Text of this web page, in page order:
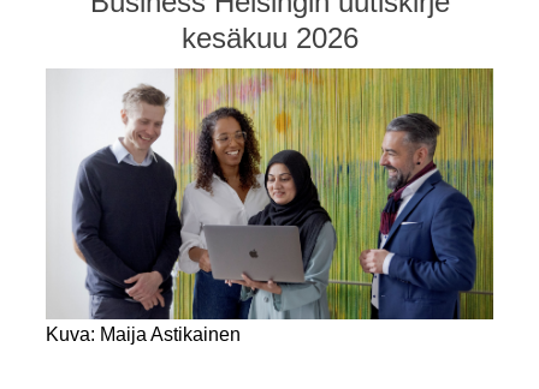
kesäkuu 2026
Kuva: Maija Astikainen